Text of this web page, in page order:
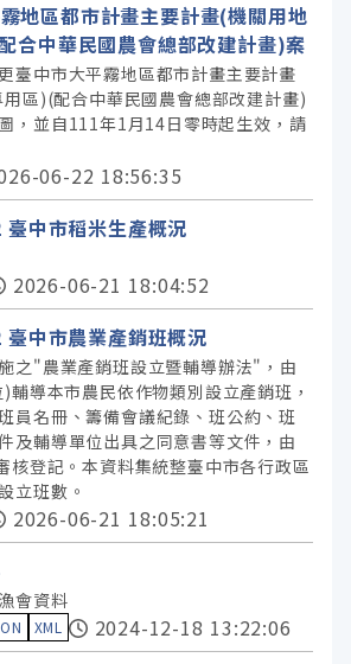
地區都市計畫主要計畫(機關用地
合中華民國農會總部改建計畫)案
臺中市大平霧地區都市計畫主要計畫
區)(配合中華民國農會總部改建計畫)
，並自111年1月14日零時起生效，請
06-22 18:56:35
中市稻米生產概況
2026-06-21 18:04:52
中市農業產銷班概況
之"農業產銷班設立暨輔導辦法"，由
輔導本市農民依作物類別設立產銷班，
員名冊、籌備會議紀錄、班公約、班
及輔導單位出具之同意書等文件，由
核登記。本資料集統整臺中市各行政區
立班數。
2026-06-21 18:05:21
會資料
XML
2024-12-18 13:22:06